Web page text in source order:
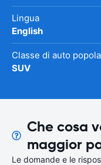
Lingua
English
Classe di auto
SUV
Che cosa
maggior
Le domande e le